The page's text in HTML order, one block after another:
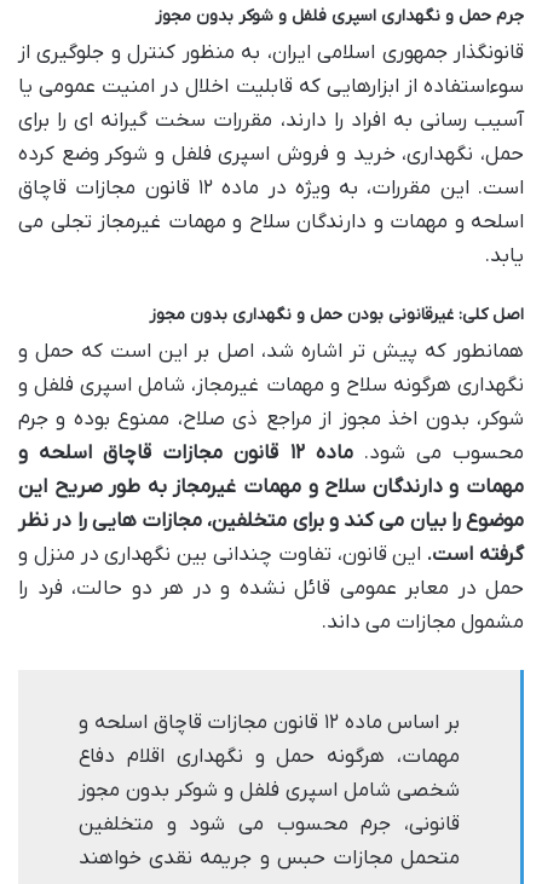
جرم حمل و نگهداری اسپری فلفل و شوکر بدون مجوز
قانونگذار جمهوری اسلامی ایران، به منظور کنترل و جلوگیری از
سوءاستفاده از ابزارهایی که قابلیت اخلال در امنیت عمومی یا
آسیب رسانی به افراد را دارند، مقررات سخت گیرانه ای را برای
حمل، نگهداری، خرید و فروش اسپری فلفل و شوکر وضع کرده
است. این مقررات، به ویژه در ماده ۱۲ قانون مجازات قاچاق
اسلحه و مهمات و دارندگان سلاح و مهمات غیرمجاز تجلی می
یابد.
اصل کلی: غیرقانونی بودن حمل و نگهداری بدون مجوز
همانطور که پیش تر اشاره شد، اصل بر این است که حمل و
نگهداری هرگونه سلاح و مهمات غیرمجاز، شامل اسپری فلفل و
شوکر، بدون اخذ مجوز از مراجع ذی صلاح، ممنوع بوده و جرم
محسوب می شود.
ماده ۱۲ قانون مجازات قاچاق اسلحه و
مهمات و دارندگان سلاح و مهمات غیرمجاز به طور صریح این
موضوع را بیان می کند و برای متخلفین، مجازات هایی را در نظر
گرفته است. این قانون، تفاوت چندانی بین نگهداری در منزل و
حمل در معابر عمومی قائل نشده و در هر دو حالت، فرد را
مشمول مجازات می داند.
بر اساس ماده ۱۲ قانون مجازات قاچاق اسلحه و
مهمات، هرگونه حمل و نگهداری اقلام دفاع
شخصی شامل اسپری فلفل و شوکر بدون مجوز
قانونی، جرم محسوب می شود و متخلفین
متحمل مجازات حبس و جریمه نقدی خواهند